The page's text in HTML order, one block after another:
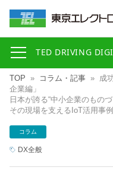
TED DRIVING
TOP » コラム・記事 » 成
企業編」
日本が誇る“中小企業のもの
その現場を支えるIoT活用事例
コラム
DX全般